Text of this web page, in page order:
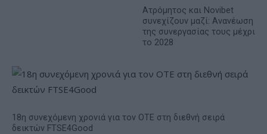
Ατρόμητος και Novibet
συνεχίζουν μαζί: Ανανέωση
της συνεργασίας τους μέχρι
το 2028
18η συνεχόμενη χρονιά για τον ΟΤΕ στη διεθνή σειρά
δεικτών FTSE4Good